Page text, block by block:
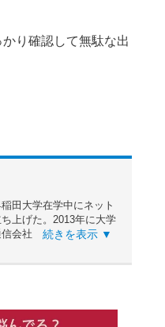
り確認して無駄な出
田大学在学中にネット
上げた。2013年に大学
会社に就職。ネット回
として従事。2020年3
うになる」ことを目的
続きを表示 ▼